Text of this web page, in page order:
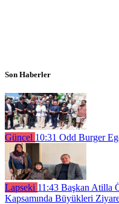
Son Haberler
Güncel 10:31 Odd Burger
Lapseki 11:43 Başkan Atilla
Kapsamında Büyükleri